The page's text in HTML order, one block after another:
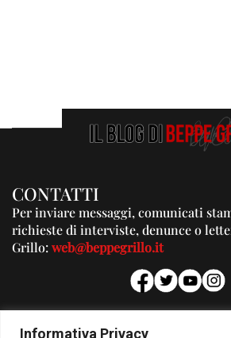
Informativa Privacy
CONTATTI
Per inviare messaggi, comunicati
richieste di interviste, denunce o
Grillo:web@beppegrillo.it